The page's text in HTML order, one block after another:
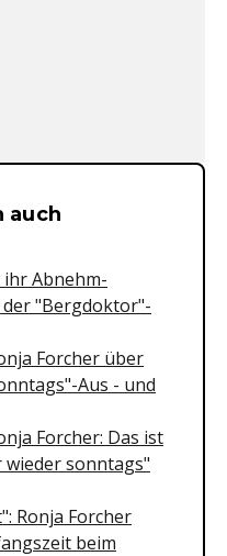
&
auch
Abnehm-
der "Bergdoktor"-
Forcher über
Aus - und
Forcher: Das ist
wieder sonntags"
Ronja Forcher
beim